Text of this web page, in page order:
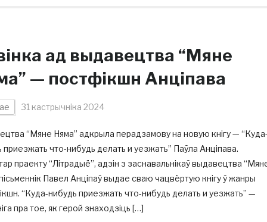
ад выдавецтва “Мяне
— постфікшн Анціпава
31 кастрычніка 2024
“Мяне Няма” адкрыла перадзамову на новую кнігу —
приезжать что-нибудь делать и уезжать” Паўла Анціпава.
праекту “Літрадыё”, адзін з заснавальнікаў выдавецтва
Павел Анціпаў выдае сваю чацвёртую кнігу ў жанры
“Куда-нибудь приезжать что-нибудь делать и уезжать” —
пра тое, як герой знаходзіць […]